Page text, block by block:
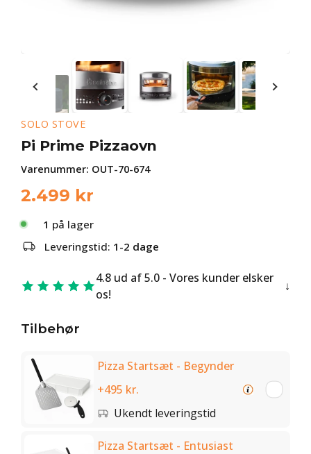
SOLO STOVE
Pi Prime Pizzaovn
Varenummer: OUT-70-674
2.499 kr
1 på lager
Leveringstid: 1-2 dage
4.8 ud af 5.0 - Vores kunder elsker
os!
Tilbehør
Pizza Startsæt - Begynder
+495 kr.
Ukendt leveringstid
Pizza Startsæt - Entusiast